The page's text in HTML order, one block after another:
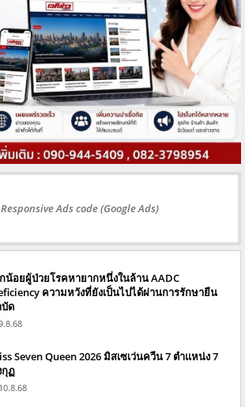
Ads code (Google Ads)
กน้อยผู้ป่วยโรคหายากหนึ่งในล้าน AADC
ความหวังที่ยังเป็นไปได้ผ่านการรักษายีน
ด
Seven Queen 2026 มิสเซเว่นควีน 7 ตำแหน่ง 7
กุฏ
10.8.68